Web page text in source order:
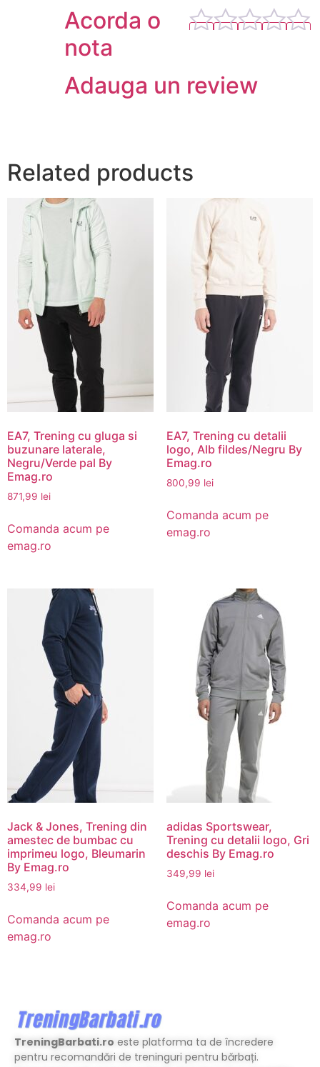
Acorda o
nota
Adauga un review
Related products
EA7, Trening cu gluga si
buzunare laterale,
Negru/Verde pal By
Emag.ro
871,99 lei
Comanda acum pe
emag.ro
EA7, Trening cu detalii
logo, Alb fildes/Negru By
Emag.ro
800,99 lei
Comanda acum pe
emag.ro
Jack & Jones, Trening din
amestec de bumbac cu
imprimeu logo, Bleumarin
By Emag.ro
334,99 lei
Comanda acum pe
emag.ro
adidas Sportswear,
Trening cu detalii logo, Gri
deschis By Emag.ro
349,99 lei
Comanda acum pe
emag.ro
TreningBarbati.ro este platforma ta de încredere
pentru recomandări de treninguri pentru bărbați.